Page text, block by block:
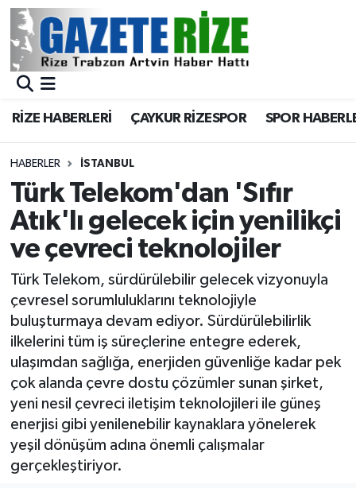
RİZE HABERLERİ ÇAYKUR RİZESPOR SPOR
HABERLER İSTANBUL
Türk Telekom'dan 'Sıfır
Atık'lı gelecek için yenilikçi
ve çevreci teknolojiler
Türk Telekom, sürdürülebilir gelecek vizyonuyla
çevresel sorumluluklarını teknolojiyle
buluşturmaya devam ediyor. Sürdürülebilirlik
ilkelerini tüm iş süreçlerine entegre ederek,
ulaşımdan sağlığa, enerjiden güvenliğe kadar pek
çok alanda çevre dostu çözümler sunan şirket,
yeni nesil çevreci iletişim teknolojileri ile güneş
enerjisi gibi yenilenebilir kaynaklara yönelerek
yeşil dönüşüm adına önemli çalışmalar
gerçekleştiriyor.
BÖLGEMİZ
Asayiş
Rize Jandarma Komutanlığı
Bilim Teknoloji
Bölge
Advertising news
Canlı Maç
ÇEVRE
Dış Haberler
Dünya
Merkez Nöbetçi Eczaneler
Merkez Trafik Yoğunluk Haritası
Süper Lig Puan Durumu ve Fikstür
Tüm Manşetler
Son Dakika Haberleri
Haber Arşivi